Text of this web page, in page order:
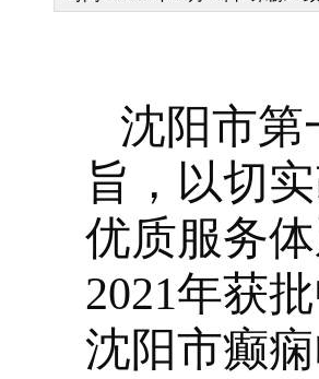
沈阳市第
旨，以切
优质服务
2021年获
沈阳市癫